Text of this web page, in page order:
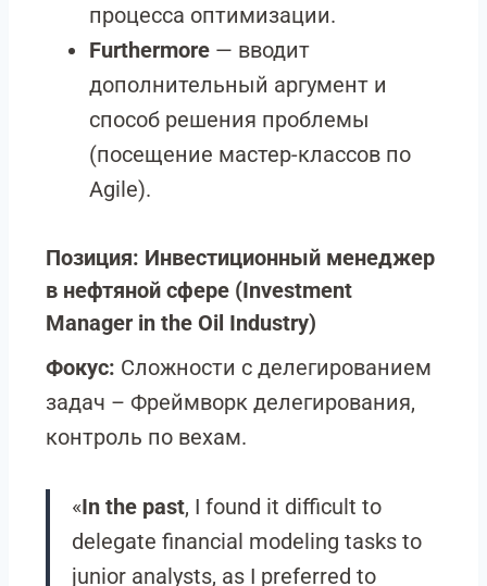
процесса оптимизации.
Furthermore — вводит
дополнительный аргумент и
способ решения проблемы
(посещение мастер-классов по
Agile).
Позиция: Инвестиционный менеджер
в нефтяной сфере (Investment
Manager in the Oil Industry)
Фокус: Сложности с делегированием
задач – Фреймворк делегирования,
контроль по вехам.
«In the past, I found it difficult to
delegate financial modeling tasks to
junior analysts, as I preferred to